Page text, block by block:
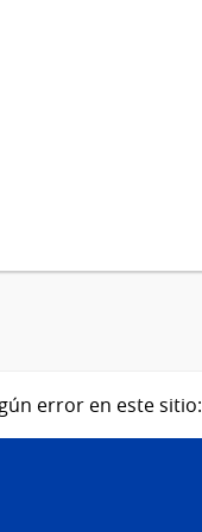
error en este sitio: